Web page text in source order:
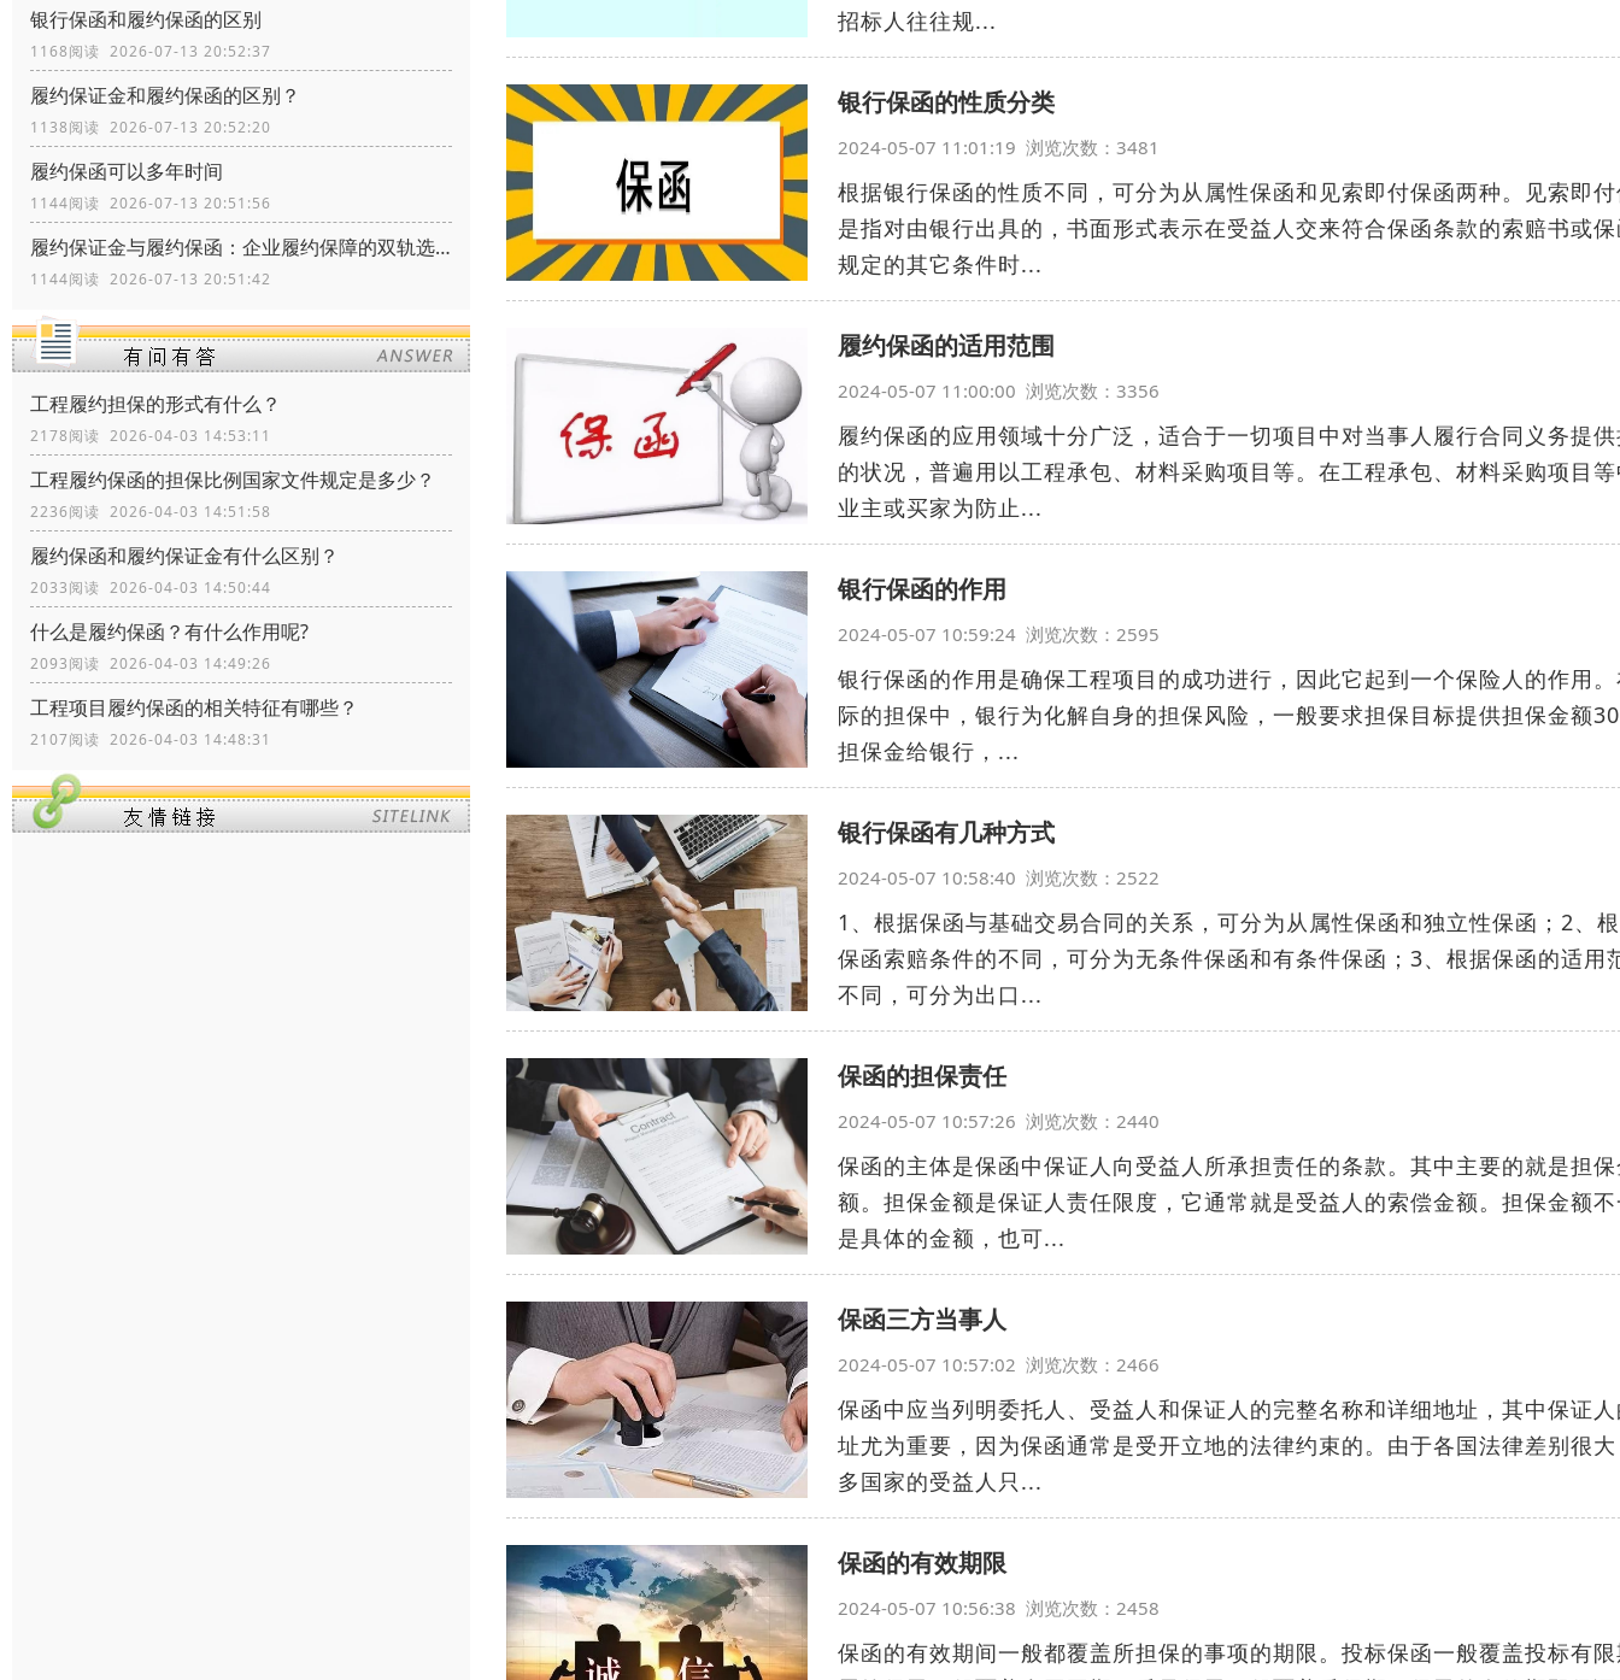
银行保函和履约保函的区别
1168阅读 2026-07-13 20:52:37
履约保证金和履约保函的区别？
1138阅读 2026-07-13 20:52:20
履约保函可以多年时间
1144阅读 2026-07-13 20:51:56
履约保证金与履约保函：企业履约保障的双轨选择
1144阅读 2026-07-13 20:51:42
工程履约担保的形式有什么？
2178阅读 2026-04-03 14:53:11
工程履约保函的担保比例国家文件规定是多少？
2236阅读 2026-04-03 14:51:58
履约保函和履约保证金有什么区别？
2033阅读 2026-04-03 14:50:44
什么是履约保函？有什么作用呢?
2093阅读 2026-04-03 14:49:26
工程项目履约保函的相关特征有哪些？
2107阅读 2026-04-03 14:48:31
招标人往往规...
银行保函的性质分类
2024-05-07 11:01:19 浏览次数：3481
根据银行保函的性质不同，可分为从属性保函和见索即付保函两种。见索即
是指对由银行出具的，书面形式表示在受益人交来符合保函条款的索赔书或
规定的其它条件时...
履约保函的适用范围
2024-05-07 11:00:00 浏览次数：3356
履约保函的应用领域十分广泛，适合于一切项目中对当事人履行合同义务提
的状况，普遍用以工程承包、材料采购项目等。在工程承包、材料采购项目
业主或买家为防止...
银行保函的作用
2024-05-07 10:59:24 浏览次数：2595
银行保函的作用是确保工程项目的成功进行，因此它起到一个保险人的作用
际的担保中，银行为化解自身的担保风险，一般要求担保目标提供担保金额
担保金给银行，...
银行保函有几种方式
2024-05-07 10:58:40 浏览次数：2522
1、根据保函与基础交易合同的关系，可分为从属性保函和独立性保函；2、
保函索赔条件的不同，可分为无条件保函和有条件保函；3、根据保函的适用
不同，可分为出口...
保函的担保责任
2024-05-07 10:57:26 浏览次数：2440
保函的主体是保函中保证人向受益人所承担责任的条款。其中主要的就是担
额。担保金额是保证人责任限度，它通常就是受益人的索偿金额。担保金额
是具体的金额，也可...
保函三方当事人
2024-05-07 10:57:02 浏览次数：2466
保函中应当列明委托人、受益人和保证人的完整名称和详细地址，其中保证
址尤为重要，因为保函通常是受开立地的法律约束的。由于各国法律差别很
多国家的受益人只...
保函的有效期限
2024-05-07 10:56:38 浏览次数：2458
保函的有效期间一般都覆盖所担保的事项的期限。投标保函一般覆盖投标有